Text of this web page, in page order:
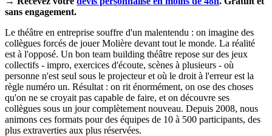
sans engagement.
Le théâtre en entreprise souffre d'un malentendu : on imagine des
collègues forcés de jouer Molière devant tout le monde. La réalité
est à l'opposé. Un bon team building théâtre repose sur des jeux
collectifs - impro, exercices d'écoute, scènes à plusieurs - où
personne n'est seul sous le projecteur et où le droit à l'erreur est la
règle numéro un. Résultat : on rit énormément, on ose des choses
qu'on ne se croyait pas capable de faire, et on découvre ses
collègues sous un jour complètement nouveau. Depuis 2008, nous
animons ces formats pour des équipes de 10 à 500 participants, des
plus extraverties aux plus réservées.